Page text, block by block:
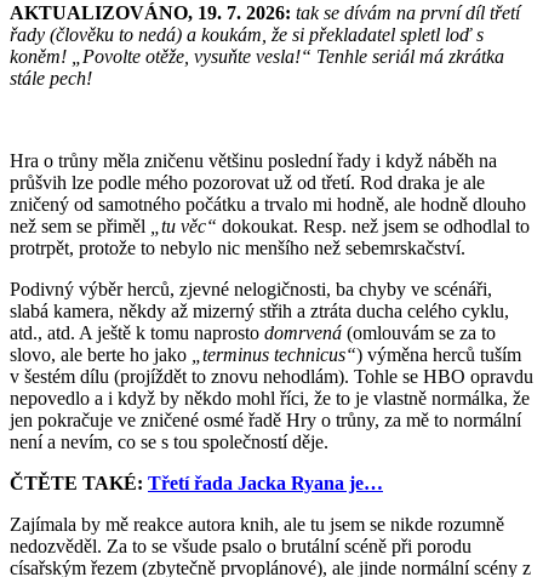
AKTUALIZOVÁNO, 19. 7. 2026: tak se dívám na první díl třetí
řady (člověku to nedá) a koukám, že si překladatel spletl loď s
koněm! „Povolte otěže, vysuňte vesla!“ Tenhle seriál má zkrátka
stále pech!
Hra o trůny měla zničenu většinu poslední řady i když náběh na
průšvih lze podle mého pozorovat už od třetí. Rod draka je ale
zničený od samotného počátku a trvalo mi hodně, ale hodně dlouho
než sem se přiměl
„tu věc“ dokoukat. Resp. než jsem se odhodlal to
protrpět, protože to nebylo nic menšího než sebemrskačství.
Podivný výběr herců, zjevné nelogičnosti, ba chyby ve scénáři,
slabá kamera, někdy až mizerný střih a ztráta ducha celého cyklu,
atd., atd. A ještě k tomu naprosto domrvená (omlouvám se za to
slovo, ale berte ho jako
„terminus technicus“) výměna herců tuším
v šestém dílu (projíždět to znovu nehodlám). Tohle se HBO opravdu
nepovedlo a i když by někdo mohl říci, že to je vlastně normálka, že
jen pokračuje ve zničené osmé řadě Hry o trůny, za mě to normální
není a nevím, co se s tou společností děje.
ČTĚTE TAKÉ: Třetí řada Jacka Ryana je…
Zajímala by mě reakce autora knih, ale tu jsem se nikde rozumně
nedozvěděl. Za to se všude psalo o brutální scéně při porodu
císařským řezem (zbytečně prvoplánové), ale jinde normální scény z